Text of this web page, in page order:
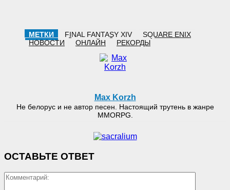
МЕТКИ FINAL FANTASY XIV
SQUARE ENIX
НОВОСТИ
ОНЛАЙН РЕКОРДЫ
Max Korzh
Не белорус и не автор песен. Настоящий трутень в жанре
MMORPG.
ОСТАВЬТЕ ОТВЕТ